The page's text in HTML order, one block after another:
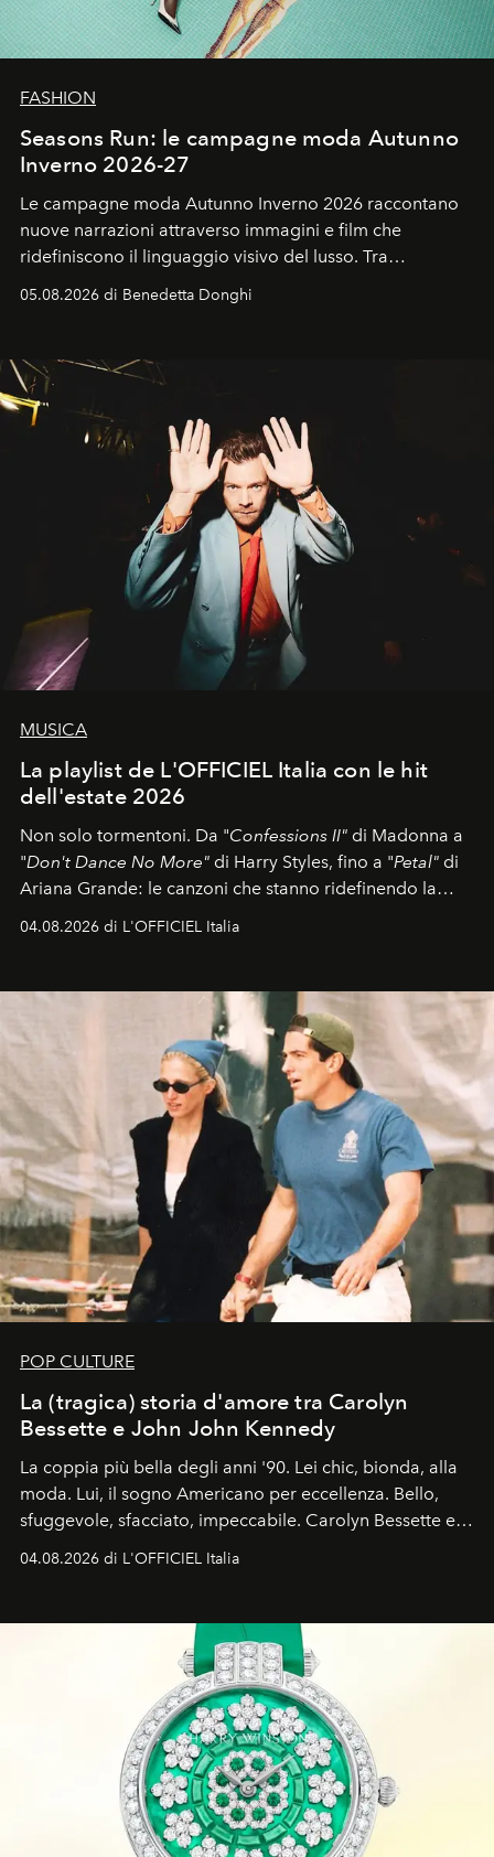
FASHION
Seasons Run: le campagne moda Autunno
Inverno 2026-27
Le campagne moda Autunno Inverno 2026 raccontano
nuove narrazioni attraverso immagini e film che
ridefiniscono il linguaggio visivo del lusso. Tra
contemporanea e storytelling d'autore, le maison
di esprimere identità, visione e desiderio.
05.08.2026 di Benedetta Donghi
MUSICA
La playlist de L'OFFICIEL Italia con le hit
dell'estate 2026
Non solo tormentoni. Da "Confessions II" di Madonna a
"Don't Dance No More" di Harry Styles, fino a "Petal" di
Ariana Grande: le canzoni che stanno ridefinendo la
04.08.2026 di L'OFFICIEL Italia
POP CULTURE
La (tragica) storia d'amore tra Carolyn
Bessette e John John Kennedy
La coppia più bella degli anni '90. Lei chic, bionda, alla
moda. Lui, il sogno Americano per eccellenza. Bello,
sfuggevole, sfacciato, impeccabile. Carolyn Bessette e
04.08.2026 di L'OFFICIEL Italia